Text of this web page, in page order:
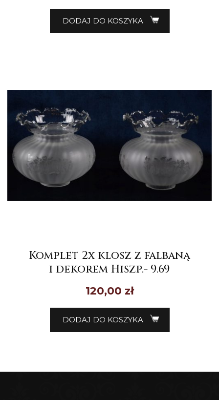
DODAJ DO KOSZYKA
Komplet 2x klosz z falbaną
i dekorem Hiszp.- 9.69
120,00 zł
DODAJ DO KOSZYKA